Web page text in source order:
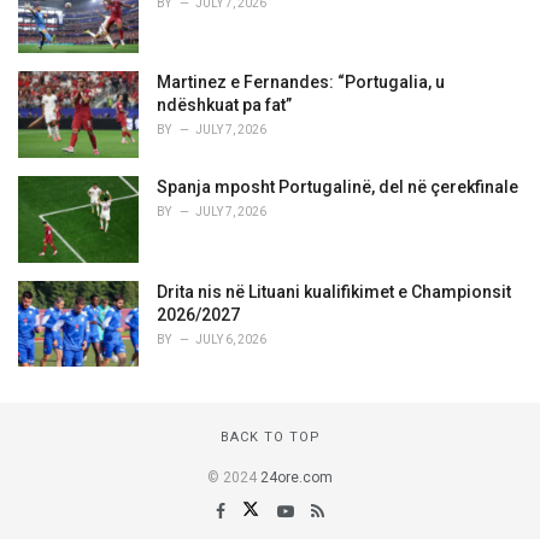
Martinez e Fernandes: “Portugalia, u
ndëshkuat pa fat”
BY JULY 7, 2026
Spanja mposht Portugalinë, del në çerekfinale
BY JULY 7, 2026
Drita nis në Lituani kualifikimet e Championsit
2026/2027
BY JULY 6, 2026
BACK TO TOP
© 2024 24ore.com